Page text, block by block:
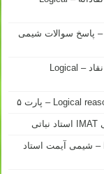
پاسخ سوالات آیمت ۲۰۲۵ ایتالیا – آزمون IMAT 2025 – پاسخ سوالات شیمی
نمونه سوالات آیمت ایتالیا – استدلال و منطق – تفکر نقاد – Logical
آیمت ایتالیا – پاسخ سوال ۲۴۳ فصل ۲ جزوه N-Chem – شیمی آیمت استاد